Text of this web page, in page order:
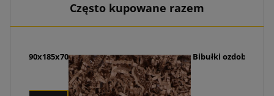
Często kupowane razem
B10 290x185x70 Bibułki ozdobne do